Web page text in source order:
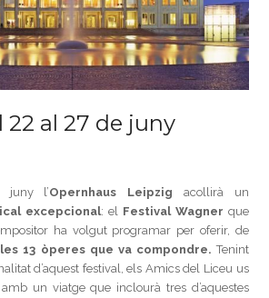
22 al 27 de juny
juny l’Opernhaus Leipzig acollirà un
excepcional: el Festival Wagner que
ha volgut programar per oferir, de
les 13 òperes que va compondre. Tenint
d’aquest festival, els Amics del Liceu us
un viatge que inclourà tres d’aquestes